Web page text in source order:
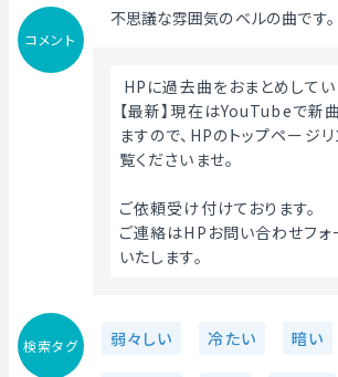
コメント
不思議な雰囲気のベルの曲です
HPに過去曲をおまとめしてい
【最新】現在はYouTubeで新
ますので、HPのトップページ
覧くださいませ。
ご依頼受け付けております。
ご連絡はHPお問い合わせフォ
いたします。
検索タグ 弱々しい 冷たい 暗い